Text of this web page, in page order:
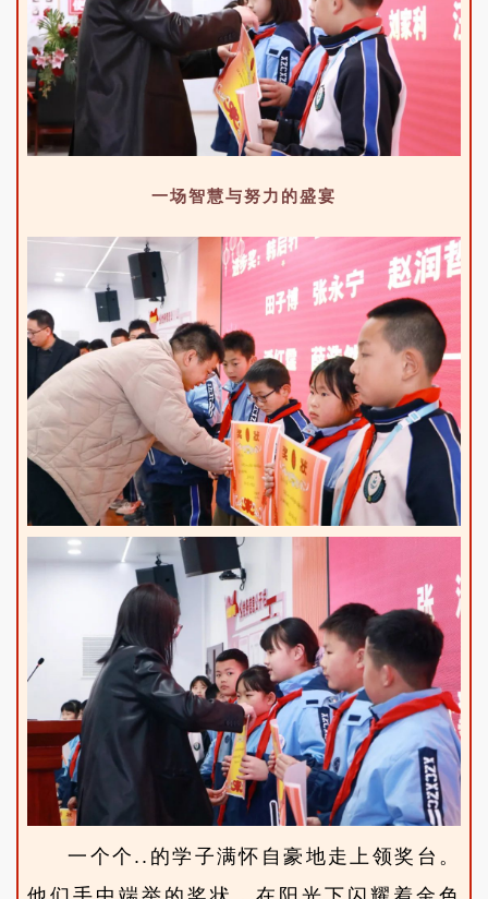
一场智慧与努力的盛宴
一个个..的学子满怀自豪地走上领奖台。